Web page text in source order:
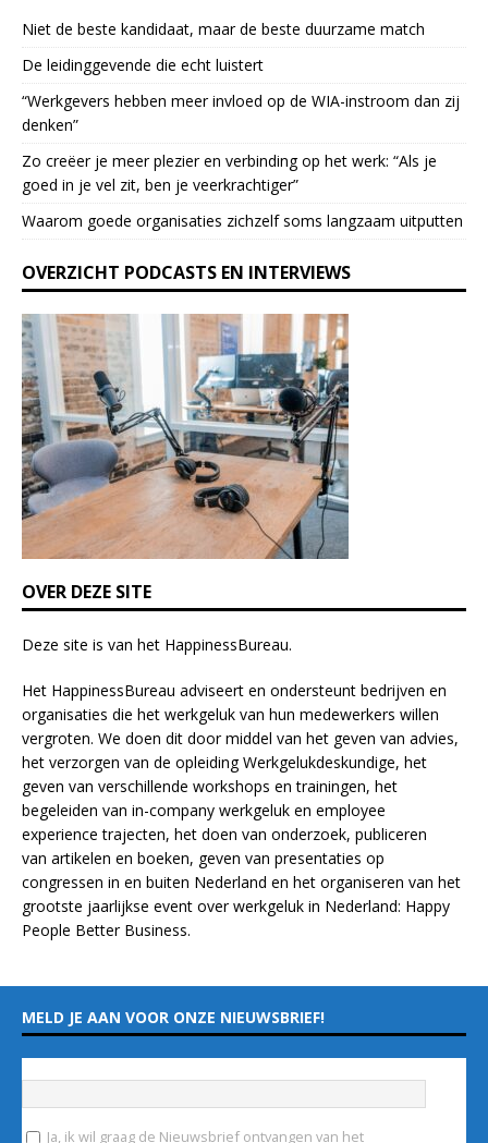
l
e
a
s
e
l
a
v
t
h
i
s
f
i
e
l
d
b
l
a
n
k
.
Niet de beste kandidaat, maar de beste duurzame match
De leidinggevende die echt luistert
“Werkgevers hebben meer invloed op de WIA-instroom dan zij
denken”
Zo creëer je meer plezier en verbinding op het werk: “Als je
goed in je vel zit, ben je veerkrach­tiger”
Waarom goede organisaties zichzelf soms langzaam uitputten
OVERZICHT PODCASTS EN INTERVIEWS
OVER DEZE SITE
Deze site is van het HappinessBureau.
Het HappinessBureau adviseert en ondersteunt bedrijven en
organisaties die het werkgeluk van hun medewerkers willen
vergroten. We doen dit door middel van het geven van advies,
het verzorgen van de opleidingWerkgelukdeskundige, het
geven van verschillende workshops en trainingen, het
begeleiden van in-company werkgeluk en employee
experiencetrajecten, het doen van onderzoek, publiceren
van artikelen en boeken, geven van presentaties op
congressen in en buiten Nederland en het organiseren van het
grootste jaarlijkse event over werkgeluk in Nederland: Happy
People Better Business.
MELD JE AAN VOOR ONZE NIEUWSBRIEF!
Ja, ik wil graag de Nieuwsbrief ontvangen van het